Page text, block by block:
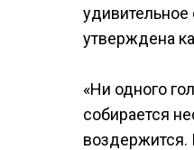
утверждена
«Ни одного
собирается
воздержится.